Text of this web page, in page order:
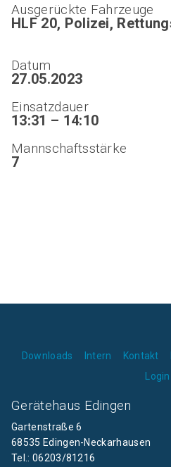
Ausgerückte Fahrzeuge
HLF 20, Polizei,
Datum
27.05.2023
Einsatzdauer
13:31 – 14:10
Mannschaftsstärke
7
Downloads Intern Kontakt
Login
Gerätehaus Edingen
Gartenstraße 6
68535 Edingen-Neckarhausen
Tel.: 06203/81216